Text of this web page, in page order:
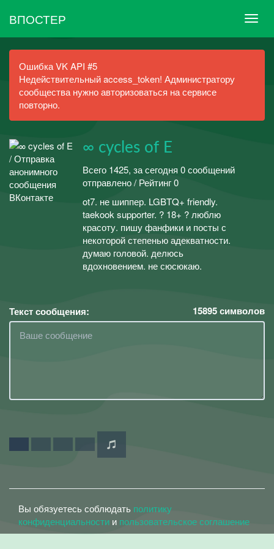
ВПОСТЕР
Ошибка VK API #5
Недействительный access_token! Администратору
сообщества нужно авторизоваться на сервисе
повторно.
∞ cycles of E
Всего 1425, за сегодня 0 сообщений
отправлено / Рейтинг 0
ot7. не шиппер. LGBTQ+ friendly.
taekook supporter. ? 18+ ? люблю
красоту. пишу фанфики и посты с
некоторой степенью адекватности.
думаю головой. делюсь
вдохновением. не сюсюкаю.
Текст сообщения: 15895символов
Вы обязуетесь соблюдать политику
конфиденциальности и пользовательское соглашение